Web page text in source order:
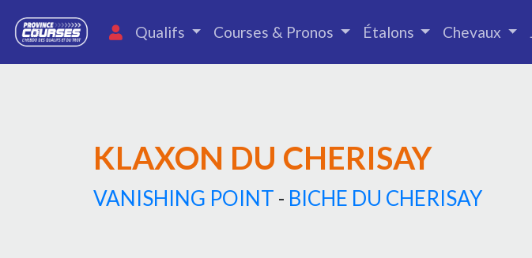
Qualifs Courses & Pronos Étalons Chevaux
KLAXON DU CHERISAY
VANISHING POINT - BICHE DU CHERISAY